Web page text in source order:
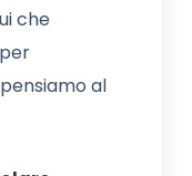
che
al